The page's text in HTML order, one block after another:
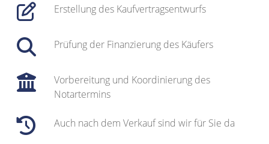
Erstellung des Kaufvertragsentwurfs
Prüfung der Finanzierung des Käufers
Vorbereitung und Koordinierung des
Notartermins
Auch nach dem Verkauf sind wir für Sie da